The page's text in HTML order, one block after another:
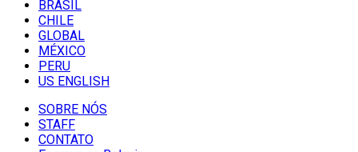
BRASIL
CHILE
GLOBAL
MÉXICO
PERU
US ENGLISH
SOBRE NÓS
STAFF
CONTATO